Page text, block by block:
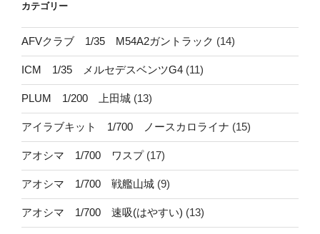
カテゴリー
AFVクラブ 1/35 M54A2ガントラック (14)
ICM 1/35 メルセデスベンツG4 (11)
PLUM 1/200 上田城 (13)
アイラブキット 1/700 ノースカロライナ (15)
アオシマ 1/700 ワスプ(17)
アオシマ 1/700 戦艦山城 (9)
アオシマ 1/700 速吸(はやすい) (13)